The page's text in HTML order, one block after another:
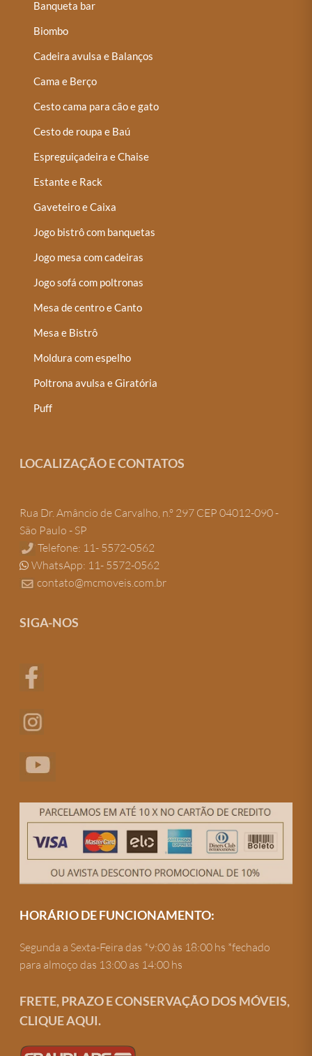
Banqueta bar
Biombo
Cadeira avulsa e Balanços
Cama e Berço
Cesto cama para cão e gato
Cesto de roupa e Baú
Espreguiçadeira e Chaise
Estante e Rack
Gaveteiro e Caixa
Jogo bistrô com banquetas
Jogo mesa com cadeiras
Jogo sofá com poltronas
Mesa de centro e Canto
Mesa e Bistrô
Moldura com espelho
Poltrona avulsa e Giratória
Puff
LOCALIZAÇÃO E CONTATOS
Rua Dr. Amâncio de Carvalho, n.º 297 CEP 04012-090 -
São Paulo - SP
Telefone: 11- 5572-0562
WhatsApp: 11- 5572-0562
contato@mcmoveis.com.br
SIGA-NOS
HORÁRIO DE FUNCIONAMENTO:
Segunda a Sexta-Feira das *9:00 às 18:00 hs *fechado
para almoço das 13:00 as 14:00 hs
FRETE, PRAZO E CONSERVAÇÃO DOS MÓVEIS,
CLIQUE AQUI.